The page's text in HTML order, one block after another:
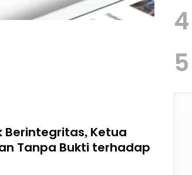
Berintegritas, Ketua
Tanpa Bukti terhadap
4
5